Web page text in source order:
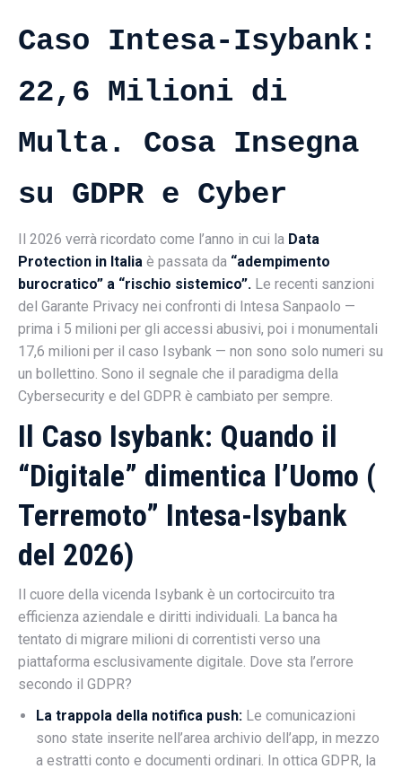
Caso Intesa-Isybank:
22,6 Milioni di
Multa. Cosa Insegna
su GDPR e Cyber
Il 2026 verrà ricordato come l’anno in cui la Data
Protection in Italia è passata da “adempimento
burocratico” a “rischio sistemico”. Le recenti sanzioni
del Garante Privacy nei confronti di Intesa Sanpaolo —
prima i 5 milioni per gli accessi abusivi, poi i monumentali
17,6 milioni per il caso Isybank — non sono solo numeri su
un bollettino. Sono il segnale che il paradigma della
Cybersecurity e del GDPR è cambiato per sempre.
Il Caso Isybank: Quando il
“Digitale” dimentica l’Uomo (
Terremoto” Intesa-Isybank
del 2026)
Il cuore della vicenda Isybank è un cortocircuito tra
efficienza aziendale e diritti individuali. La banca ha
tentato di migrare milioni di correntisti verso una
piattaforma esclusivamente digitale. Dove sta l’errore
secondo il GDPR?
La trappola della notifica push: Le comunicazioni
sono state inserite nell’area archivio dell’app, in mezzo
a estratti conto e documenti ordinari. In ottica GDPR, la